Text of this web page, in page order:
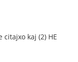
citajxo kaj (2) HE